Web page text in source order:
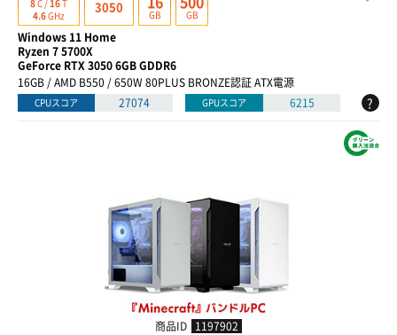
8C / 16T
4.6GHz
3050 GB GB
Windows 11 Home
Ryzen 7 5700X
GeForce RTX 3050 6GB GDDR6
16GB / AMD B550 / 650W 80PLUS BRONZE認証 ATX電源
CPUスコア 27074 GPUスコア 6215 ?
商品ID 1197902